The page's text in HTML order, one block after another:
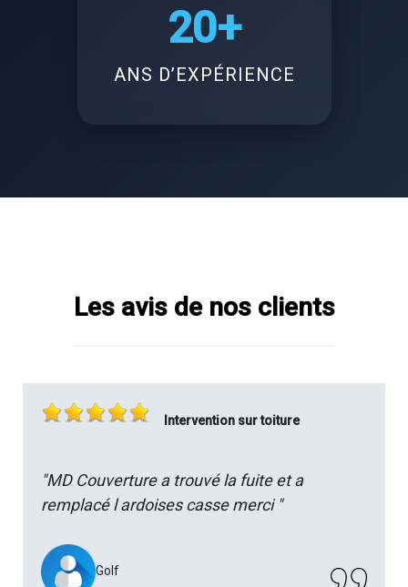
20+
ANS D’EXPÉRIENCE
Les avis de nos clients
Intervention sur toiture
"MD Couverture a trouvé la fuite et a
remplacé l ardoises casse merci "
Golf